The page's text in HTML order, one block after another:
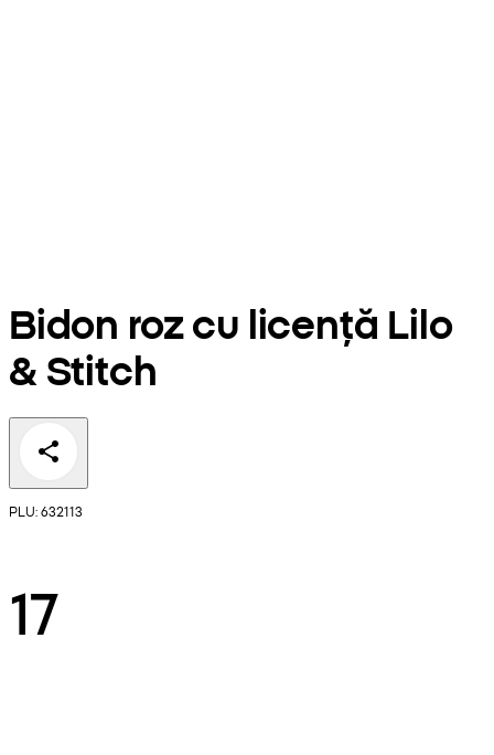
Bidon roz cu licență Lilo
& Stitch
PLU: 632113
17